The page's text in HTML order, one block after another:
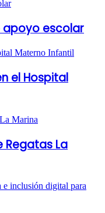
apoyo escolar
el Hospital
Regatas La